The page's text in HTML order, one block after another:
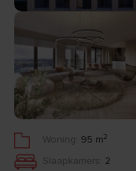
Woning: 95 m 2
Slaapkamers: 2